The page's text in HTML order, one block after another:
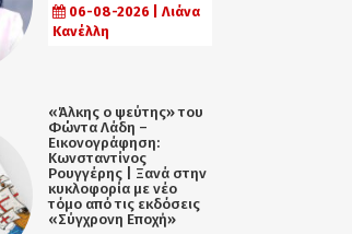
06-08-2026 | Λιάνα
Κανέλλη
«Άλκης ο ψεύτης» του
Φώντα Λάδη –
Εικονογράφηση:
Κωνσταντίνος
Ρουγγέρης | Ξανά στην
κυκλοφορία με νέο
τόμο από τις εκδόσεις
«Σύγχρονη Εποχή»